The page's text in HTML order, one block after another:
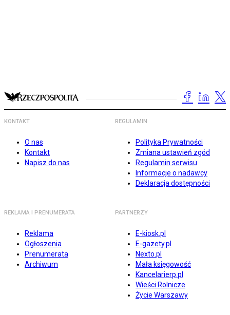
KONTAKT
O nas
Kontakt
Napisz do nas
REGULAMIN
Polityka Prywatności
Zmiana ustawień zgód
Regulamin serwisu
Informacje o nadawcy
Deklaracja dostępności
REKLAMA I PRENUMERATA
Reklama
Ogłoszenia
Prenumerata
Archiwum
PARTNERZY
E-kiosk.pl
E-gazety.pl
Nexto.pl
Mała księgowość
Kancelarierp.pl
Wieści Rolnicze
Życie Warszawy